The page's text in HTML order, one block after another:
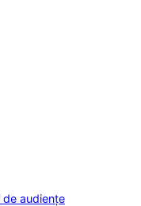
de audiențe